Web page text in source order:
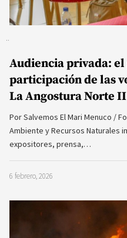
Audiencia privada:
participación de las
La Angostura Norte II
Por Salvemos El Mari Menuco /
Ambiente y Recursos Naturales
expositores, prensa,…
6 febrero, 2026